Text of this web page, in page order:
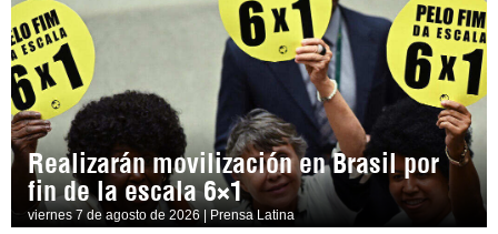
Realizarán movilización en Brasil por
fin de la escala 6×1
viernes 7 de agosto de 2026 | Prensa Latina